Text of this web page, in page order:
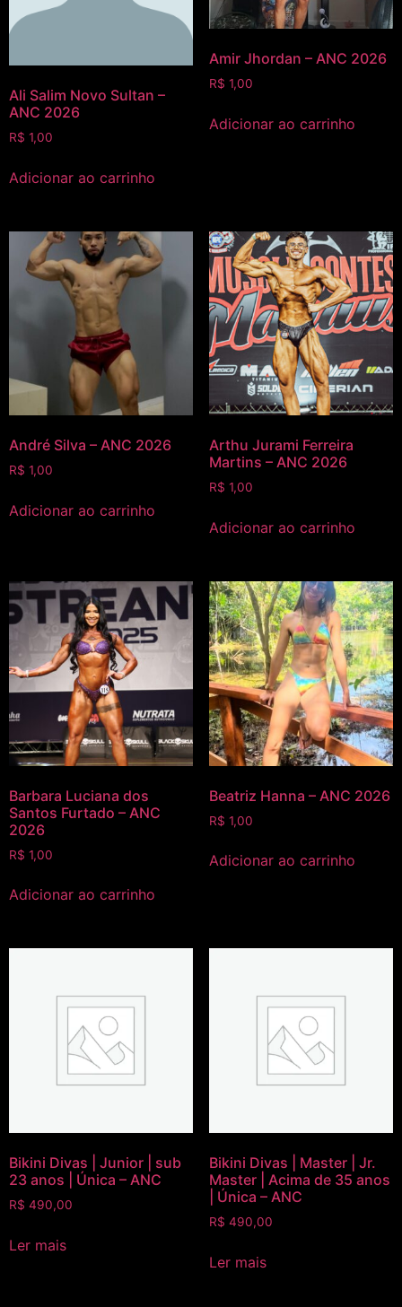
Ali Salim Novo Sultan –
ANC 2026
R$ 1,00
Adicionar ao carrinho
Amir Jhordan – ANC 2026
R$ 1,00
Adicionar ao carrinho
André Silva – ANC 2026
R$ 1,00
Adicionar ao carrinho
Arthu Jurami Ferreira
Martins – ANC 2026
R$ 1,00
Adicionar ao carrinho
Barbara Luciana dos
Santos Furtado – ANC
2026
R$ 1,00
Adicionar ao carrinho
Beatriz Hanna – ANC 2026
R$ 1,00
Adicionar ao carrinho
Bikini Divas | Junior | sub
23 anos | Única – ANC
R$ 490,00
Ler mais
Bikini Divas | Master | Jr.
Master | Acima de 35 anos
| Única – ANC
R$ 490,00
Ler mais